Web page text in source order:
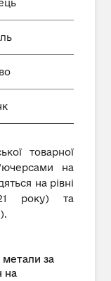
товарної
на
на рівні
року) та
метали за
на